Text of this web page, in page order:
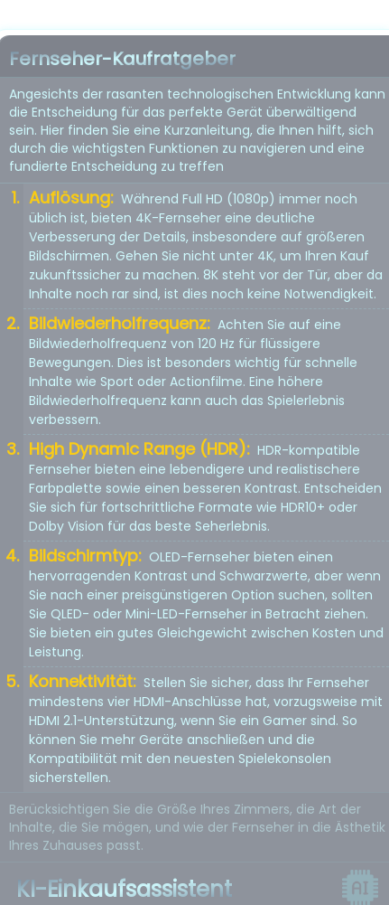
Fernseher-Kaufratgeber
Angesichts der rasanten technologischen Entwicklung kann
die Entscheidung für das perfekte Gerät überwältigend
sein. Hier finden Sie eine Kurzanleitung, die Ihnen hilft, sich
durch die wichtigsten Funktionen zu navigieren und eine
fundierte Entscheidung zu treffen
Auflösung: Während Full HD (1080p) immer noch
üblich ist, bieten 4K-Fernseher eine deutliche
Verbesserung der Details, insbesondere auf größeren
Bildschirmen. Gehen Sie nicht unter 4K, um Ihren Kauf
zukunftssicher zu machen. 8K steht vor der Tür, aber da
Inhalte noch rar sind, ist dies noch keine Notwendigkeit.
Bildwiederholfrequenz: Achten Sie auf eine
Bildwiederholfrequenz von 120 Hz für flüssigere
Bewegungen. Dies ist besonders wichtig für schnelle
Inhalte wie Sport oder Actionfilme. Eine höhere
Bildwiederholfrequenz kann auch das Spielerlebnis
verbessern.
High Dynamic Range (HDR): HDR-kompatible
Fernseher bieten eine lebendigere und realistischere
Farbpalette sowie einen besseren Kontrast. Entscheiden
Sie sich für fortschrittliche Formate wie HDR10+ oder
Dolby Vision für das beste Seherlebnis.
Bildschirmtyp: OLED-Fernseher bieten einen
hervorragenden Kontrast und Schwarzwerte, aber wenn
Sie nach einer preisgünstigeren Option suchen, sollten
Sie QLED- oder Mini-LED-Fernseher in Betracht ziehen.
Sie bieten ein gutes Gleichgewicht zwischen Kosten und
Leistung.
Konnektivität: Stellen Sie sicher, dass Ihr Fernseher
mindestens vier HDMI-Anschlüsse hat, vorzugsweise mit
HDMI 2.1-Unterstützung, wenn Sie ein Gamer sind. So
können Sie mehr Geräte anschließen und die
Kompatibilität mit den neuesten Spielekonsolen
sicherstellen.
Berücksichtigen Sie die Größe Ihres Zimmers, die Art der
Inhalte, die Sie mögen, und wie der Fernseher in die Ästhetik
Ihres Zuhauses passt.
KI-Einkaufsassistent